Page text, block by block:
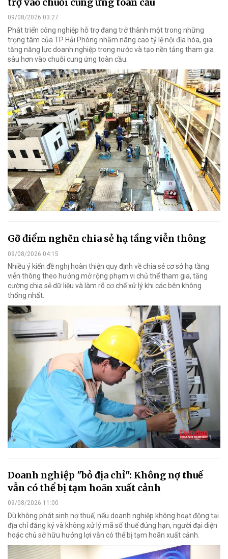
09/08/2026 03:27
Phát triển công nghiệp hỗ trợ đang trở thành một trong những
trọng tâm của TP Hải Phòng nhằm nâng cao tỷ lệ nội địa hóa, gia
tăng năng lực doanh nghiệp trong nước và tạo nền tảng tham gia
sâu hơn vào chuỗi cung ứng toàn cầu.
Gỡ điểm nghẽn chia sẻ hạ tầng viễn thông
09/08/2026 04:15
Nhiều ý kiến đề nghị hoàn thiện quy định về chia sẻ cơ sở hạ tầng
viễn thông theo hướng mở rộng phạm vi chủ thể tham gia, tăng
cường chia sẻ dữ liệu và làm rõ cơ chế xử lý khi các bên không
thống nhất.
Doanh nghiệp "bỏ địa chỉ": Không nợ thuế
vẫn có thể bị tạm hoãn xuất cảnh
09/08/2026 11:00
Dù không phát sinh nợ thuế, nếu doanh nghiệp không hoạt động tại
địa chỉ đăng ký và không xử lý mã số thuế đúng hạn, người đại diện
hoặc chủ sở hữu hưởng lợi vẫn có thể bị tạm hoãn xuất cảnh.